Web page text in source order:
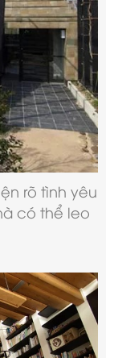
rõ tình yêu
có thể leo